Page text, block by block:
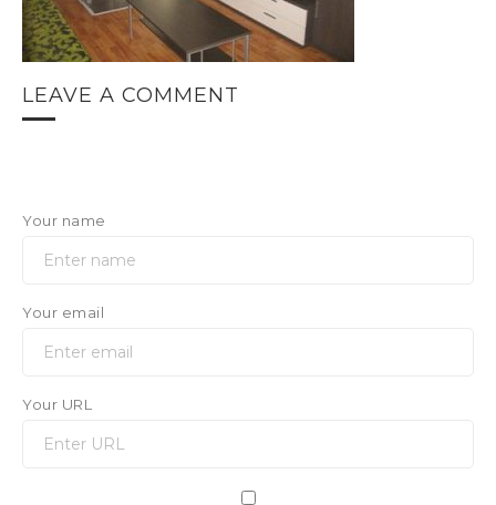
LEAVE A COMMENT
Your name
Your email
Your URL